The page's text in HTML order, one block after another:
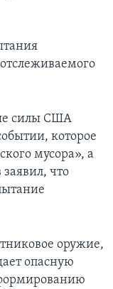
силы США
которое
мусора», а
что
оружие,
опасную